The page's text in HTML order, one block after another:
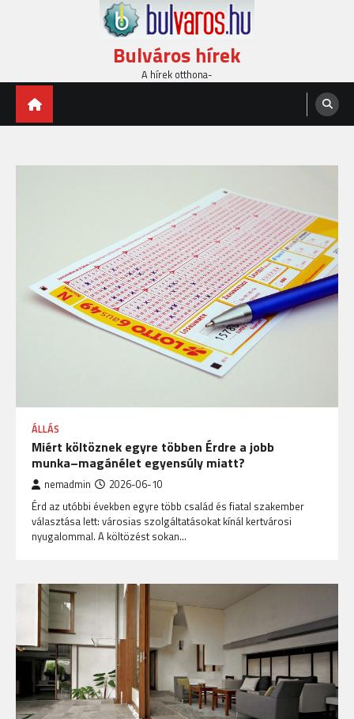
Bulváros hírek
A hírek otthona-
ÁLLÁS
Miért költöznek egyre többen Érdre a jobb
munka–magánélet egyensúly miatt?
nemadmin 2026-06-10
Érd az utóbbi években egyre több család és fiatal szakember
választása lett: városias szolgáltatásokat kínál kertvárosi
nyugalommal. A költözést sokan…